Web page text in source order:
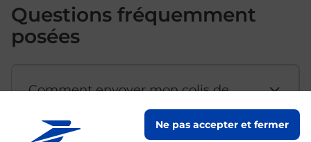
Ne pas accepter et fermer
Questions fréquemment
posées
Comment envoyer mon colis de